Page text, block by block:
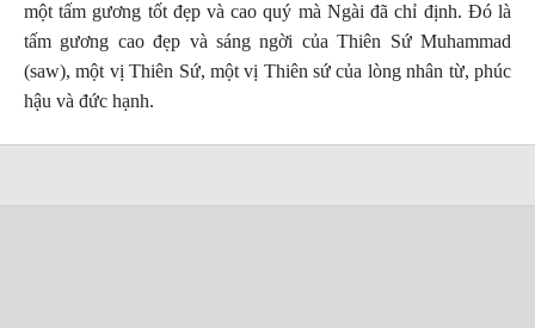
một tấm gương tốt đẹp và cao quý mà Ngài đã chỉ định. Đó là
tấm gương cao đẹp và sáng ngời của Thiên Sứ Muhammad
(saw), một vị Thiên Sứ, một vị Thiên sứ của lòng nhân từ, phúc
hậu và đức hạnh.